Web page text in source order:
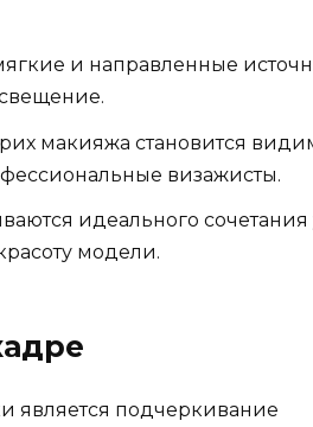
и направленные
макияжа становится
визажисты.
идеального сочетания
модели.
является подчеркивание